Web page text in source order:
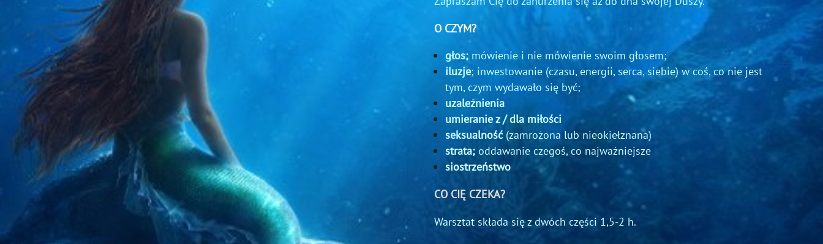
O CZYM?
głos;mówienie i nie mówienie swoim głosem;
iluzje; inwestowanie (czasu, energii, serca, siebie) w coś, co nie jest
tym, czym wydawało się być;
uzależnienia
umieranie z / dla miłości
seksualność(zamrożona lub nieokiełznana)
strata; oddawanie czegoś, co najważniejsze
siostrzeństwo
CO CIĘ CZEKA?
Warsztat składa się z dwóch części 1,5-2 h.